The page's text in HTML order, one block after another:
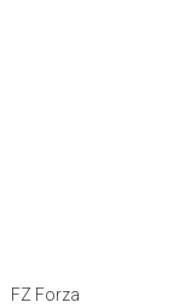
FZ Forza